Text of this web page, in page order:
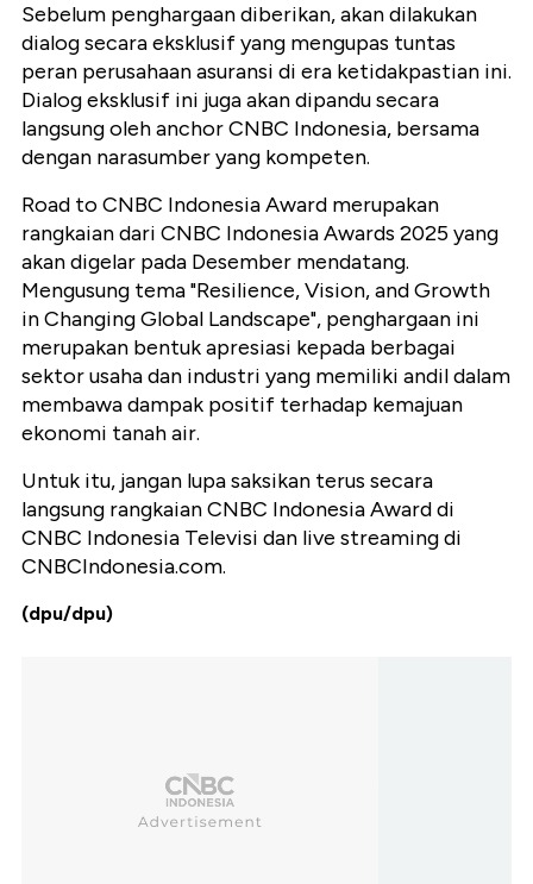
Sebelum penghargaan diberikan, akan dilakukan
dialog secara eksklusif yang mengupas tuntas
peran perusahaan asuransi di era ketidakpastian ini.
Dialog eksklusif ini juga akan dipandu secara
langsung oleh anchor CNBC Indonesia, bersama
dengan narasumber yang kompeten.
Road to CNBC Indonesia Award merupakan
rangkaian dari CNBC Indonesia Awards 2025 yang
akan digelar pada Desember mendatang.
Mengusung tema "Resilience, Vision, and Growth
in Changing Global Landscape", penghargaan ini
merupakan bentuk apresiasi kepada berbagai
sektor usaha dan industri yang memiliki andil dalam
membawa dampak positif terhadap kemajuan
ekonomi tanah air.
Untuk itu, jangan lupa saksikan terus secara
langsung rangkaian CNBC Indonesia Award di
CNBC Indonesia Televisi dan live streaming di
CNBCIndonesia.com.
(dpu/dpu)